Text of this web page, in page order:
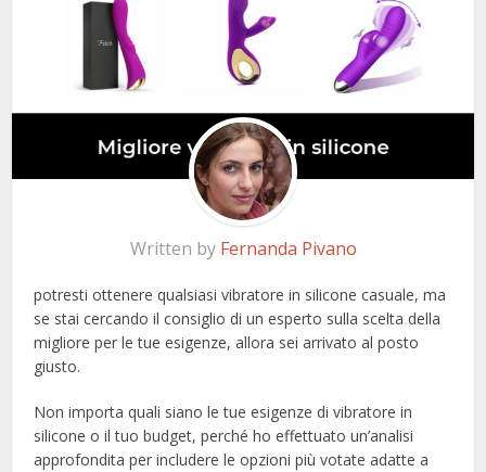
Written by Fernanda Pivano
potresti ottenere qualsiasi vibratore in silicone casuale, ma
se stai cercando il consiglio di un esperto sulla scelta della
migliore per le tue esigenze, allora sei arrivato al posto
giusto.
Non importa quali siano le tue esigenze di vibratore in
silicone o il tuo budget, perché ho effettuato un’analisi
approfondita per includere le opzioni più votate adatte a